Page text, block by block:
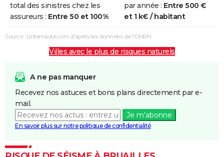
Inondations
et/ou
Coulées de
06/05/1985 20/05/1985 15 j Oui
et/ou
Boue
Inondations
et/ou
Boue
08/12/1982 31/12/1982 24 j
total des sinistres chez les
assureurs : Entre 50 et 100%
par année : Entre 500 €
et 1 k€ / habitant
Source : Linternaute.com d'après les données de l'ONRN
Villes avec le plus de risques naturels
A ne pas manquer
Recevez nos astuces et bons plans directement par e-
mail.
Je m'abonne
En savoir plus sur notre politique de confidentialité